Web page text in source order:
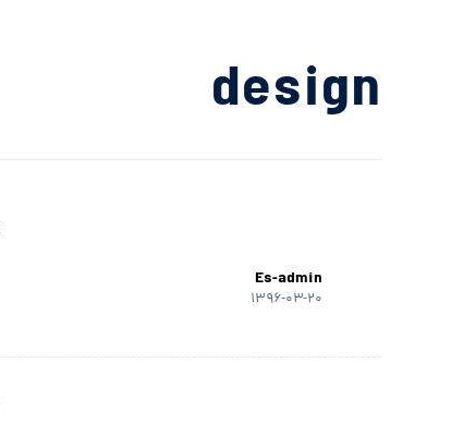
design
Es-admin
۱۳۹۶-۰۳-۲۰